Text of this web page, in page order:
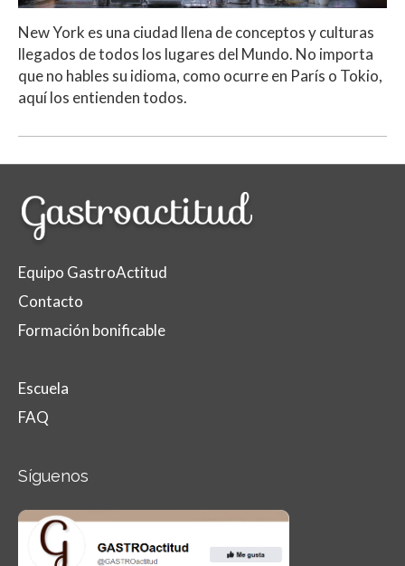
New York es una ciudad llena de conceptos y culturas
llegados de todos los lugares del Mundo. No importa
que no hables su idioma, como ocurre en París o Tokio,
aquí los entienden todos.
Equipo GastroActitud
Contacto
Formación bonificable
Escuela
FAQ
Síguenos